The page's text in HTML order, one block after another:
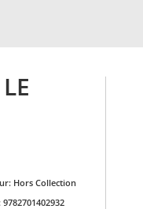
Hors Collection
9782701402932